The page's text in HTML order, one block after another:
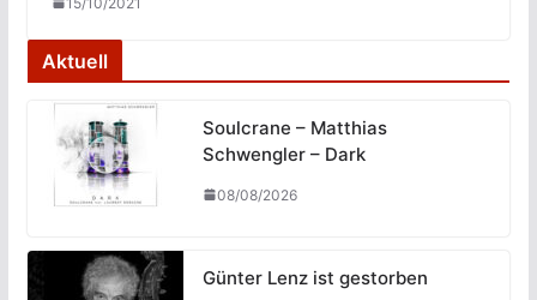
Aktuell
Soulcrane – Matthias
Schwengler – Dark
08/08/2026
Günter Lenz ist gestorben